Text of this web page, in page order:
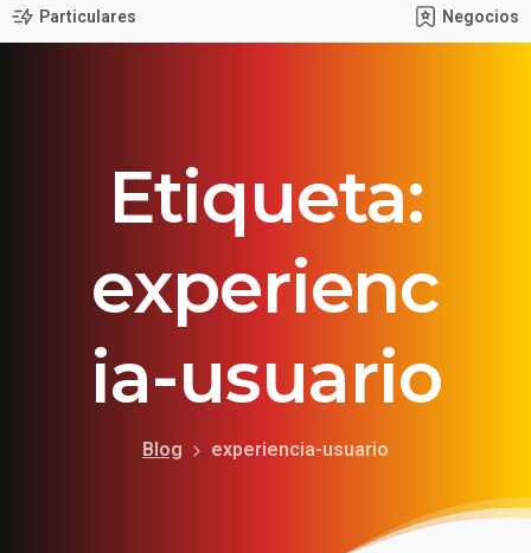
Particulares Negocios
Etiqueta:
experienc
ia-usuario
Blog experiencia-usuario